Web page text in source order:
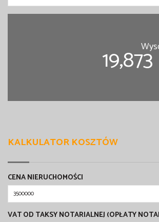
KALKULATOR KOSZTÓW
CENA NIERUCHOMOŚCI
VAT OD TAKSY NOTARIALNEJ (OPŁATY